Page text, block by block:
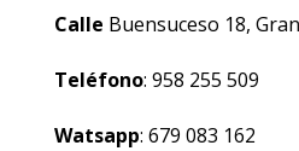
Calle Buensuceso 18,
Teléfono: 958 255 509
Watsapp: 679 083 162